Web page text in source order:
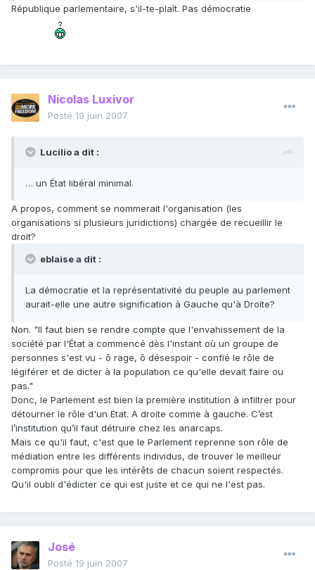
République parlementaire, s'il-te-plaît. Pas démocratie
Nicolas Luxivor
Posté 19 juin 2007
Lucilio a dit :
… un État libéral minimal.
A propos, comment se nommerait l'organisation (les
organisations si plusieurs juridictions) chargée de recueillir le
droit?
eblaise a dit :
La démocratie et la représentativité du peuple au parlement
aurait-elle une autre signification à Gauche qu'à Droite?
Non. "Il faut bien se rendre compte que l'envahissement de la
société par l'État a commencé dès l'instant où un groupe de
personnes s'est vu - ô rage, ô désespoir - confié le rôle de
légiférer et de dicter à la population ce qu'elle devait faire ou
pas."
Donc, le Parlement est bien la première institution à infiltrer pour
détourner le rôle d'un Etat. A droite comme à gauche. C’est
l’institution qu’il faut détruire chez les anarcaps.
Mais ce qu'il faut, c'est que le Parlement reprenne son rôle de
médiation entre les différents individus, de trouver le meilleur
compromis pour que les intérêts de chacun soient respectés.
Qu'il oubli d'édicter ce qui est juste et ce qui ne l'est pas.
José
Posté 19 juin 2007